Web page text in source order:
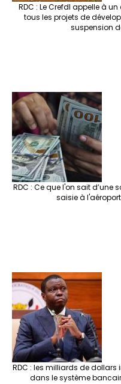
RDC : Le Crefdl appelle à
tous les projets de
suspension
RDC : Ce que l'on sait d’une
saisie à
RDC : les milliards de
dans le système